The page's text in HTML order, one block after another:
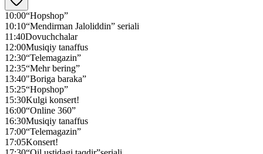
10:00“Hopshop”
10:10“Mendirman Jaloliddin” seriali
11:40Dovuchchalar
12:00Musiqiy tanaffus
12:30“Telemagazin”
12:35“Mehr bering”
13:40"Boriga baraka”
15:25“Hopshop”
15:30Kulgi konsert!
16:00“Online 360”
16:30Musiqiy tanaffus
17:00“Telemagazin”
17:05Konsert!